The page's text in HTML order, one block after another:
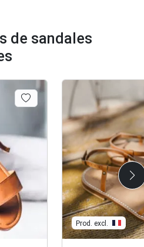
de sandales
Prod. excl.